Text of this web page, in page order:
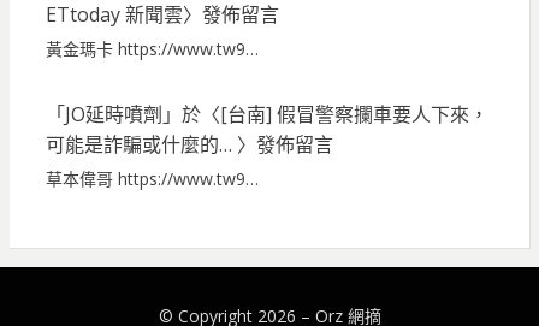
ETtoday 新聞雲〉發佈留言
黃金瑪卡 https://www.tw9…
「JO延時噴劑 」於〈[台南] 假冒警察攔車要人下來，
可能是詐騙或什麼的… 〉發佈留言
草本偉哥 https://www.tw9…
© Copyright 2026 – Orz 網摘